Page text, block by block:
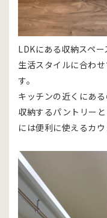
LDKにある収納スペー
生活スタイルに合わ
す。
キッチンの近くにあ
収納するパントリー
には便利に使えるカ